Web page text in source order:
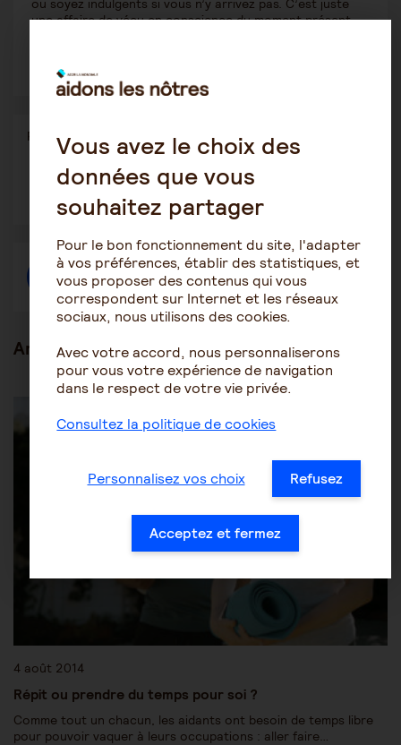
ou soyez indulgents si vous n’y arrivez pas. C’est juste
une affaire de vécu en conscience du moment présent
Partager l'article
Partager
ce
Ouvrir
une
Ouvrir
une
autre
Ouvrir
une
Créer une discussion à propos de l'article
Articles en lien
Être aidant Prendre du temps pour soi
4 août 2014
Répit ou prendre du temps pour soi ?
Comme tout un chacun, les aidants ont besoin de temps libre
pour pouvoir vaquer à leurs occupations : aller faire…
Vous avez le choix des
données que vous
souhaitez partager
Pour le bon fonctionnement du site, l'adapter
à vos préférences, établir des statistiques, et
vous proposer des contenus qui vous
correspondent sur Internet et les réseaux
sociaux, nous utilisons des cookies.
Avec votre accord, nous personnaliserons
pour vous votre expérience de navigation
dans le respect de votre vie privée.
Consultez la politique de cookies
Personnalisez vos choix Refusez
Acceptez et fermez